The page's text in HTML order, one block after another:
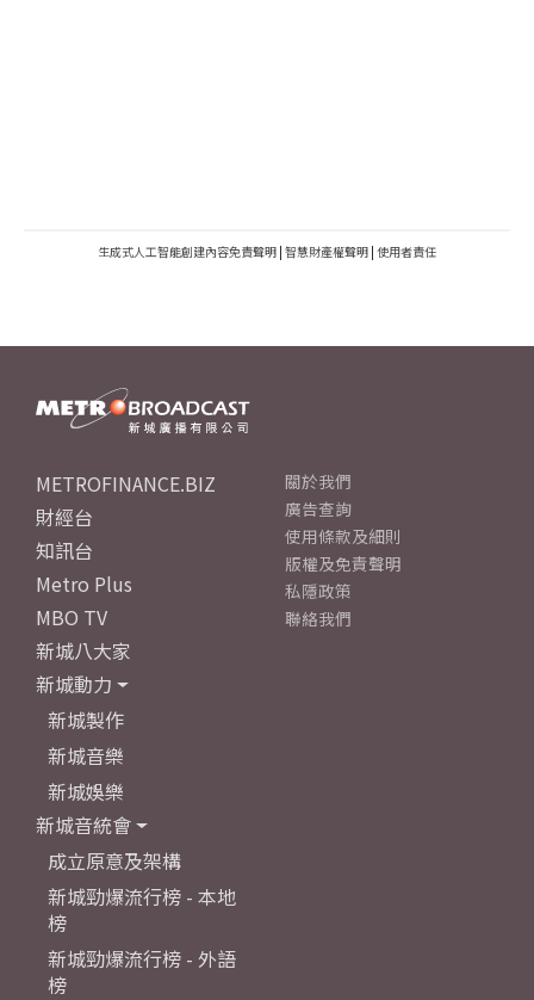
生成式人工智能創建內容免責聲明 | 智慧財產權聲明 | 使用者責任
METROFINANCE.BIZ
財經台
知訊台
Metro Plus
MBO TV
新城八大家
新城動力
新城製作
新城音樂
新城娛樂
新城音統會
成立原意及架構
新城勁爆流行榜 - 本地
榜
新城勁爆流行榜 - 外語
榜
關於我們
廣告查詢
使用條款及細則
版權及免責聲明
私隱政策
聯絡我們